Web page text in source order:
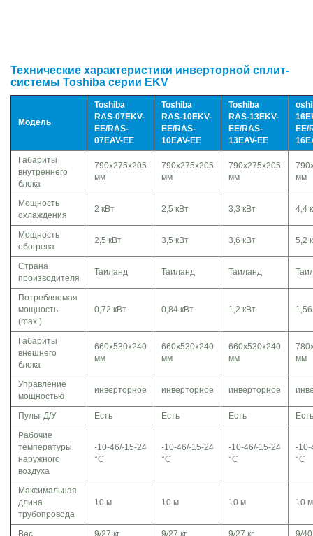
Технические характеристики инверторной сплит-
системы Toshiba серии EKV
Модель
Toshiba
RAS-07EKV-
EE/RAS-
07EAV-EE
Toshiba
RAS-10EKV-
EE/RAS-
10EAV-EE
Toshiba
RAS-13EKV-
EE/RAS-
13EAV-EE
EE/
Габариты
внутреннего
блока
790x275x205
мм
790x275x205
мм
790x275x205
мм
мм
Мощность
охлаждения
2 кВт 2,5 кВт 3,3 кВт 4,4
Мощность
обогрева
2,5 кВт 3,5 кВт 3,6 кВт 5,2
Страна
производителя
Таиланд Таиланд Таиланд
Потребляемая
мощность
(max.)
0,72 кВт 0,84 кВт 1,2 кВт
Габариты
внешнего
блока
660x530x240
мм
660x530x240
мм
660x530x240
мм
мм
Управление
мощностью
инверторное инверторное инверторное
Пульт Д/У Есть Есть Есть
Есть
Рабочие
температуры
наружного
воздуха
-10-46/-15-24
°C
-10-46/-15-24
°C
-10-46/-15-24
°C
-10-
°C
Максимальная
длина
трубопровода
10 м 10 м 10 м 10 м
Вес 9/27 кг 9/27 кг 9/27 кг 9/40